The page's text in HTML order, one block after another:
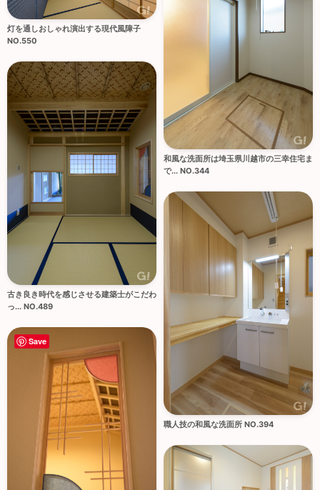
灯を通しおしゃれ演出する現代風障子
NO.550
和風な洗面所は埼玉県川越市の三幸住宅ま
で... NO.344
古き良き時代を感じさせる建築士がこだわ
っ... NO.489
職人技の和風な洗面所 NO.394
Save